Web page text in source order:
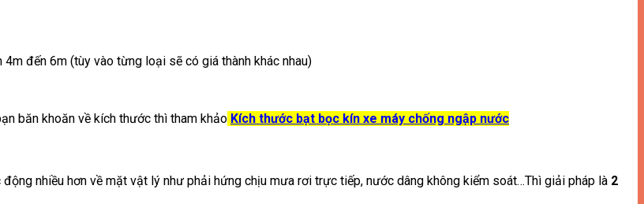
4m đến 6m (tùy vào từng loại sẽ có giá thành khác nhau)
băn khoăn về kích thước thì tham khảo Kích thước bạt bọc kín xe máy chống ngập nước
nhiều hơn về mặt vật lý như phải hứng chịu mưa rơi trực tiếp, nước dâng không kiểm soát…Thì giải pháp là 2